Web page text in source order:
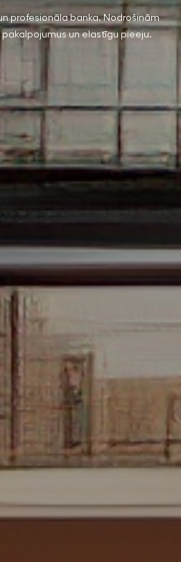
profesionāla banka. Nodrošinām
un elastīgu pieeju.